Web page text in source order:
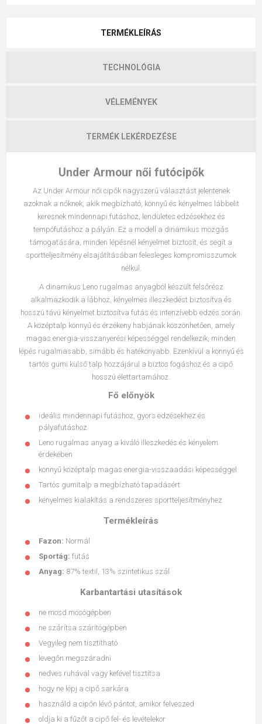
TERMÉKLEÍRÁS
TECHNOLÓGIA
VÉLEMÉNYEK
TERMÉK LEKÉRDEZÉSE
Under Armour női futócipők
Az Under Armour női cipők nagyszerű választást jelentenek
azoknak a nőknek, akik megbízható, könnyű és kényelmes lábbelit
keresnek mindennapi futáshoz, lendületes edzésekhez és
tempófutáshoz a pályán. Ez a modell a dinamikus mozgás
támogatására, minden lépésnél kényelmet biztosít, és segít a
sportteljesítmény elsajátításában felesleges kompromisszumok
nélkül.
A dinamikus Leno rugalmas anyagból készült felsőrész
alkalmazkodik a lábhoz, kényelmes illeszkedést biztosítva és
hosszú távú kényelmet biztosítva futás és intenzívebb edzés során.
A középtalp könnyű és érzékeny habjának köszönhetően, amely
magas energia-visszanyerési képességgel rendelkezik, minden
lépés rugalmasabb, simább és hatékonyabb. Ezenkívül a könnyű és
tartós gumi külső talp hozzájárul a biztos fogáshoz és a cipő
hosszú élettartamához.
Fő előnyök
ideális mindennapi futáshoz, gyors edzésekhez és
pályafutáshoz
Leno rugalmas anyag a kiváló illeszkedés és kényelem
érdekében
könnyű középtalp magas energia-visszaadási képességgel
Tartós gumitalp a megbízható tapadásért
kényelmes kialakítás a rendszeres sportteljesítményhez
Termékleírás
Fazon: Normál
Sportág: futás
Anyag: 87% textil, 13% szintetikus szál
Karbantartási utasítások
ne mosd mosógépben
ne szárítsa szárítógépben
Vegyileg nem tisztítható
levegőn megszáradni
nedves ruhával vagy kefével tisztítsa
hogy ne lépj a cipő sarkára
használd a cipőn lévő pántot, amikor felveszed
oldja ki a fűzőt a cipő fel- és levételekor